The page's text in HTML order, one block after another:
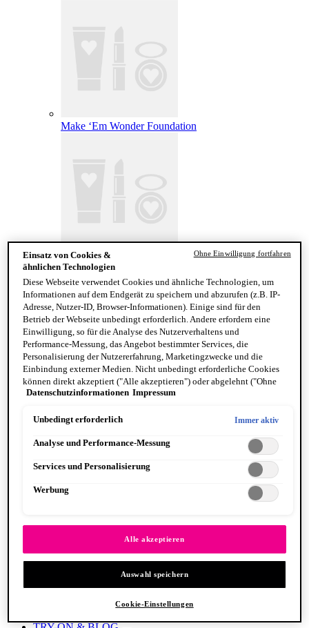
Make ‘Em Wonder Foundation
Wonder Snatch Setting Powder
Fat Cheeks
Body Oils
Fragrance
Body Butter + Lotion
Suga Baddie
PINSEL & TOOLS
Alle anzeigen PINSEL & TOOLS
Foundation Pinsel
Lidschatten Pinsel
Glitzer
Makeup Schwämme
Einsatz von Cookies &
ähnlichen Technologien
Diese Webseite verwendet Cookies und ähnliche Technologien, um
Informationen auf dem Endgerät zu speichern und abzurufen (z.B. IP-
Adresse, Nutzer-ID, Browser-Informationen). Einige sind für den
Betrieb der Webseite unbedingt erforderlich. Andere erfordern eine
Einwilligung, so für die Analyse des Nutzerverhaltens und
Performance-Messung, das Angebot bestimmter Services, die
Personalisierung der Nutzererfahrung, Marketingzwecke und die
Einbindung externer Medien. Nicht unbedingt erforderliche Cookies
können direkt akzeptiert ("Alle akzeptieren") oder abgelehnt ("Ohne
Einwilligung fortfahren") werden. Individuelle Anpassungen der
speichern"). Die Auswahl kann jederzeit unter dem Link "Cookie-
Datenschutzinformationen.
Datenschutzinformationen Impressum
Unbedingt erforderlich Immer aktiv
Analyse und Performance-Messung
Services und Personalisierung
Werbung
Alle akzeptieren
Auswahl speichern
Cookie-Einstellungen
Ohne Einwilligung fortfahren